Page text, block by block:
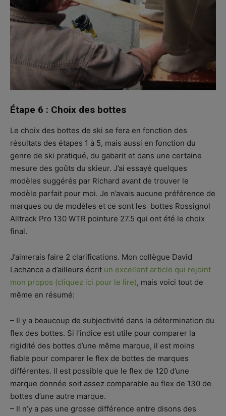
Étape 6 : Choix des bottes
Le choix des bottes de ski se fera en fonction des
résultats des étapes 1 à 5, mais aussi en fonction du
genre de ski pratiqué, du gabarit et dans une certaine
mesure des goûts du skieur. J’ai essayé quelques
modèles suggérés par Richard avant de trouver le
modèle parfait pour moi. Je n’avais aucune préférence de
marques ou de modèles et ce sont les bottes Rossignol
Alltrack Pro 130 WTR pointure 27.5 qui ont été le choix
final.
J’aimerais faire 2 clarifications. Mon collègue David
Lachance a d’ailleurs écrit un excellent article qui rejoint
mon propos (cliquez ici pour le lire), mais voici tout de
même en résumé:
– Il y a beaucoup de subjectivité dans la détermination du
flex des bottes. Si l’indice est utile pour comparer la
rigidité des bottes d’une même marque, il est moins
fiable pour comparer le flex de bottes de marques
différentes. Il est possible que le flex de 120 d’une
marque donnée soit assez comparable au flex de 130 de
bottes d’une autre marque.
– Il n’y a pas une grosse différence entre disons des